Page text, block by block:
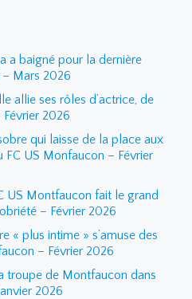
a baigné pour la dernière
– Mars 2026
allie ses rôles d’actrice, de
Février 2026
qui laisse de la place aux
US Monfaucon – Février
US Montfaucon fait le grand
– Février 2026
« plus intime » s’amuse des
– Février 2026
troupe de Montfaucon dans
2026